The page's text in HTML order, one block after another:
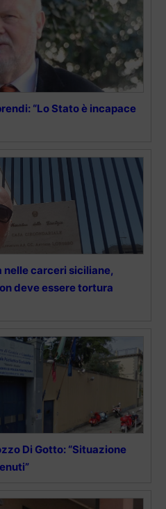
“Lo Stato è incapace
nelle carceri siciliane,
deve essere tortura
Di Gotto: “Situazione